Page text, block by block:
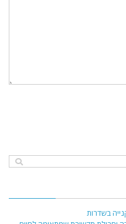
בשדרות